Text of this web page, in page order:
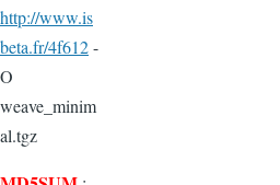
http://www.is
beta.fr/4f612-
O
weave_minim
al.tgz